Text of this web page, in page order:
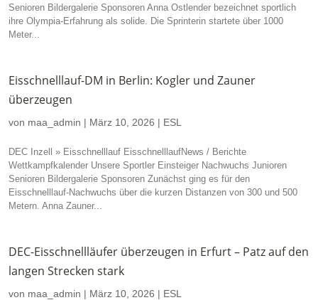
Senioren Bildergalerie Sponsoren Anna Ostlender bezeichnet sportlich
ihre Olympia-Erfahrung als solide. Die Sprinterin startete über 1000
Meter...
Eisschnelllauf-DM in Berlin: Kogler und Zauner
überzeugen
von maa_admin | März 10, 2026 | ESL
DEC Inzell » Eisschnelllauf EisschnelllaufNews / Berichte
Wettkampfkalender Unsere Sportler Einsteiger Nachwuchs Junioren
Senioren Bildergalerie Sponsoren Zunächst ging es für den
Eisschnelllauf-Nachwuchs über die kurzen Distanzen von 300 und 500
Metern. Anna Zauner...
DEC-Eisschnellläufer überzeugen in Erfurt – Patz auf den
langen Strecken stark
von maa_admin | März 10, 2026 | ESL